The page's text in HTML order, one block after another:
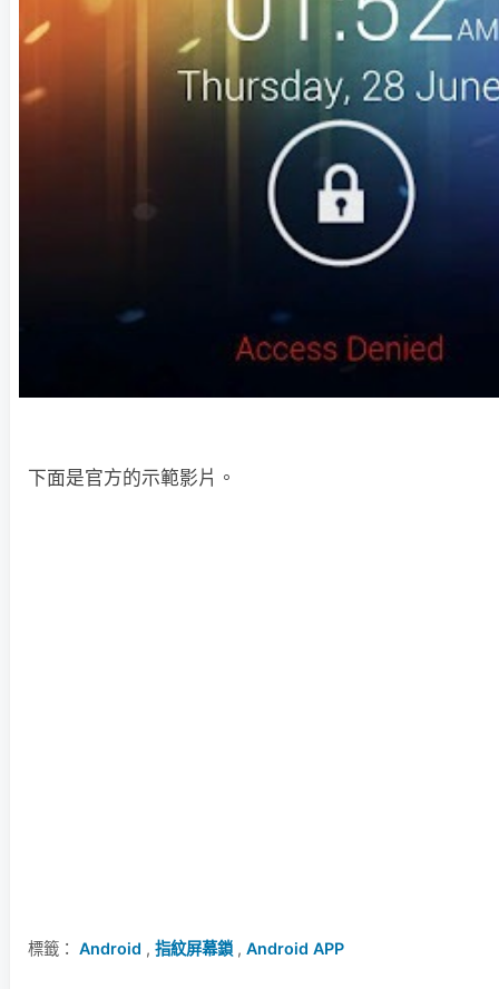
下面是官方的示範影片。
標籤： Android , 指紋屏幕鎖 , Android APP